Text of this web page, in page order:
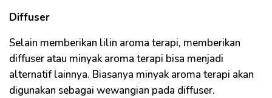
Diffuser
Selain memberikan lilin aroma terapi, memberikan
diffuser atau minyak aroma terapi bisa menjadi
alternatif lainnya. Biasanya minyak aroma terapi akan
digunakan sebagai wewangian pada diffuser.